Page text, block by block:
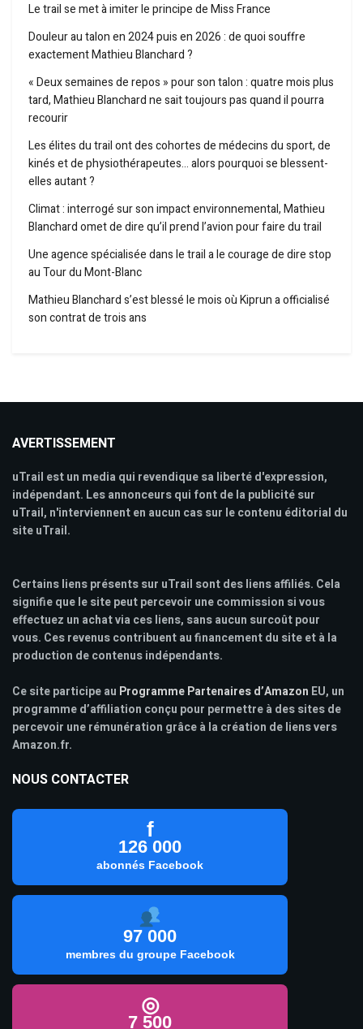
Le trail se met à imiter le principe de Miss France
Douleur au talon en 2024 puis en 2026 : de quoi souffre
exactement Mathieu Blanchard ?
« Deux semaines de repos » pour son talon : quatre mois plus
tard, Mathieu Blanchard ne sait toujours pas quand il pourra
recourir
Les élites du trail ont des cohortes de médecins du sport, de
kinés et de physiothérapeutes… alors pourquoi se blessent-
elles autant ?
Climat : interrogé sur son impact environnemental, Mathieu
Blanchard omet de dire qu’il prend l’avion pour faire du trail
Une agence spécialisée dans le trail a le courage de dire stop
au Tour du Mont-Blanc
Mathieu Blanchard s’est blessé le mois où Kiprun a officialisé
son contrat de trois ans
AVERTISSEMENT
uTrail est un media qui revendique sa liberté d'expression,
indépendant. Les annonceurs qui font de la publicité sur
uTrail, n'interviennent en aucun cas sur le contenu éditorial du
site uTrail.
Certains liens présents sur uTrail sont des liens affiliés. Cela
signifie que le site peut percevoir une commission si vous
effectuez un achat via ces liens, sans aucun surcoût pour
vous. Ces revenus contribuent au financement du site et à la
production de contenus indépendants.
Ce site participe au Programme Partenaires d’Amazon EU, un
programme d’affiliation conçu pour permettre à des sites de
percevoir une rémunération grâce à la création de liens vers
Amazon.fr.
NOUS CONTACTER
f
126 000
abonnés Facebook
97 000
membres du groupe Facebook
◎
7 500